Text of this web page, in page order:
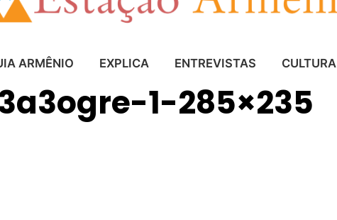
ARMÊNIO EXPLICA ENTREVISTAS CULTURA
1-285×235